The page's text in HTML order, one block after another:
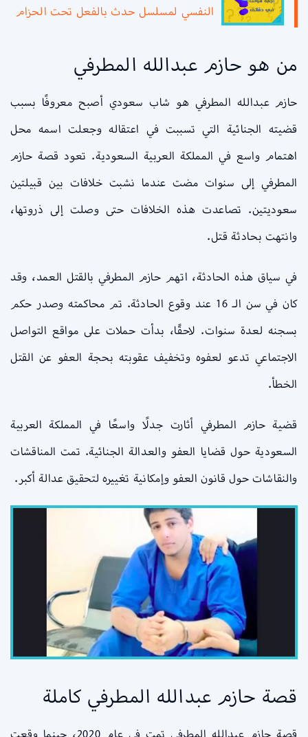
النفسي لمسلسل حدث بالفعل تحت الحزام
من هو حازم عبدالله المطرفي
حازم عبدالله المطرفي هو شاب سعودي أصبح معروفًا بسبب
قضيته الجنائية التي تسببت في اعتقاله وجعلت اسمه محل
اهتمام واسع في المملكة العربية السعودية. تعود قصة حازم
المطرفي إلى سنوات مضت عندما نشبت خلافات بين قبيلتين
سعوديتين. تصاعدت هذه الخلافات حتى وصلت إلى ذروتها،
وانتهت بحادثة قتل.
في سياق هذه الحادثة، اتهم حازم المطرفي بالقتل العمد، وقد
كان في سن الـ 16 عند وقوع الحادثة. تم محاكمته وصدر حكم
بسجنه لعدة سنوات. لاحقًا، بدأت حملات على مواقع التواصل
الاجتماعي تدعو لعفوه وتخفيف عقوبته بحجة العفو عن القتل
الخطأ.
قضية حازم المطرفي أثارت جدلًا واسعًا في المملكة العربية
السعودية حول قضايا العفو والعدالة الجنائية. تمت المناقشات
والنقاشات حول قانون العفو وإمكانية تغييره لتحقيق عدالة أكبر.
قصة حازم عبدالله المطرفي كاملة